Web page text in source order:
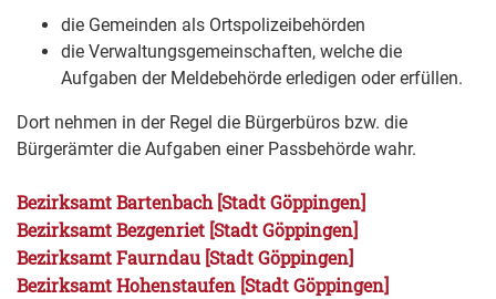
die Gemeinden als Ortspolizeibehörden
die Verwaltungsgemeinschaften, welche die
Aufgaben der Meldebehörde erledigen oder erfüllen.
Dort nehmen in der Regel die Bürgerbüros bzw. die
Bürgerämter die Aufgaben einer Passbehörde wahr.
Bezirksamt Bartenbach [Stadt Göppingen]
Bezirksamt Bezgenriet [Stadt Göppingen]
Bezirksamt Faurndau [Stadt Göppingen]
Bezirksamt Hohenstaufen [Stadt Göppingen]